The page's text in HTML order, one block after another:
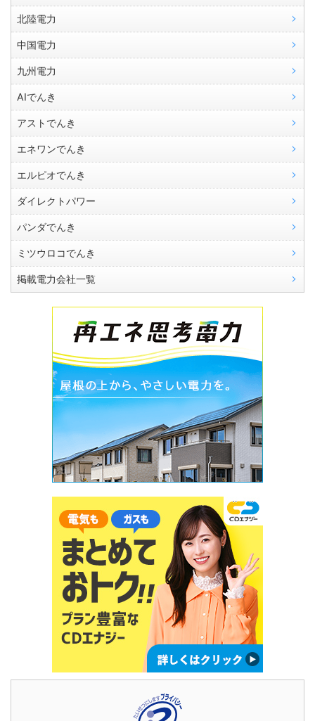
北陸電力
中国電力
九州電力
AIでんき
アストでんき
エネワンでんき
エルピオでんき
ダイレクトパワー
パンダでんき
ミツウロコでんき
掲載電力会社一覧